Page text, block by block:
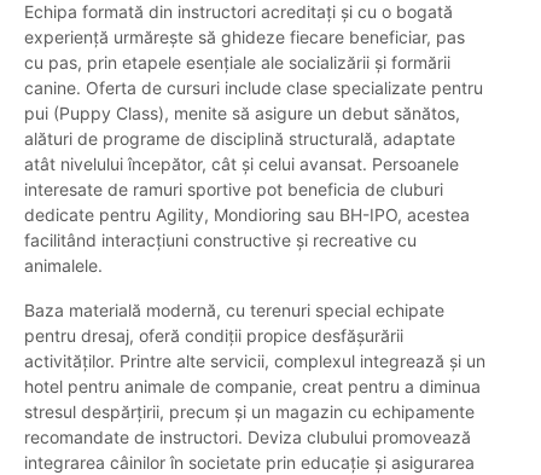
Echipa formată din instructori acreditați și cu o bogată
experiență urmărește să ghideze fiecare beneficiar, pas
cu pas, prin etapele esențiale ale socializării și formării
canine. Oferta de cursuri include clase specializate pentru
pui (Puppy Class), menite să asigure un debut sănătos,
alături de programe de disciplină structurală, adaptate
atât nivelului începător, cât și celui avansat. Persoanele
interesate de ramuri sportive pot beneficia de cluburi
dedicate pentru Agility, Mondioring sau BH-IPO, acestea
facilitând interacțiuni constructive și recreative cu
animalele.
Baza materială modernă, cu terenuri special echipate
pentru dresaj, oferă condiții propice desfășurării
activităților. Printre alte servicii, complexul integrează și un
hotel pentru animale de companie, creat pentru a diminua
stresul despărțirii, precum și un magazin cu echipamente
recomandate de instructori. Deviza clubului promovează
integrarea câinilor în societate prin educație și asigurarea